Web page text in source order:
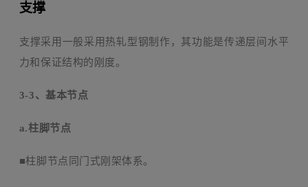
支撑
支撑采用一般采用热轧型钢制作，其功能是传递层间水平
力和保证结构的刚度。
3-3、基本节点
a.柱脚节点
■柱脚节点同门式刚架体系。